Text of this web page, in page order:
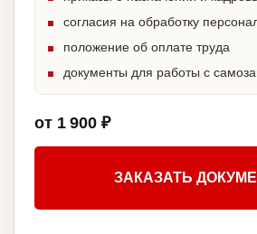
согласия на обработку
положение об оплате труда
документы для работы с
от 1 900 ₽
ЗАКАЗАТЬ